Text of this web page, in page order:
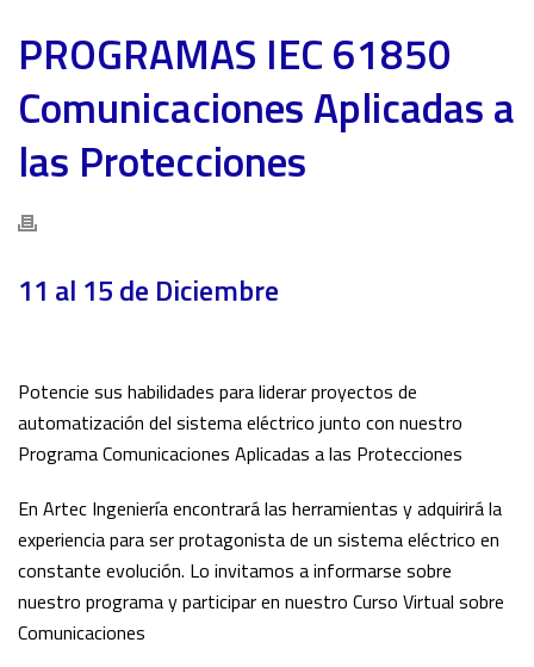
PROGRAMAS IEC 61850
Comunicaciones Aplicadas a
las Protecciones
11 al 15 de Diciembre
Potencie sus habilidades para liderar proyectos de
automatización del sistema eléctrico junto con nuestro
Programa Comunicaciones Aplicadas a las Protecciones
En Artec Ingeniería encontrará las herramientas y adquirirá la
experiencia para ser protagonista de un sistema eléctrico en
constante evolución. Lo invitamos a informarse sobre
nuestro programa y participar en nuestro Curso Virtual sobre
Comunicaciones